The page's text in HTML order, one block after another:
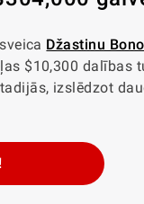
Džastinu
$10,300 dalības
izslēdzot